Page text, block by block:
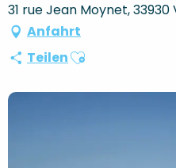
31 rue Jean Moynet,
Anfahrt
TeilenAjouter aux favoris